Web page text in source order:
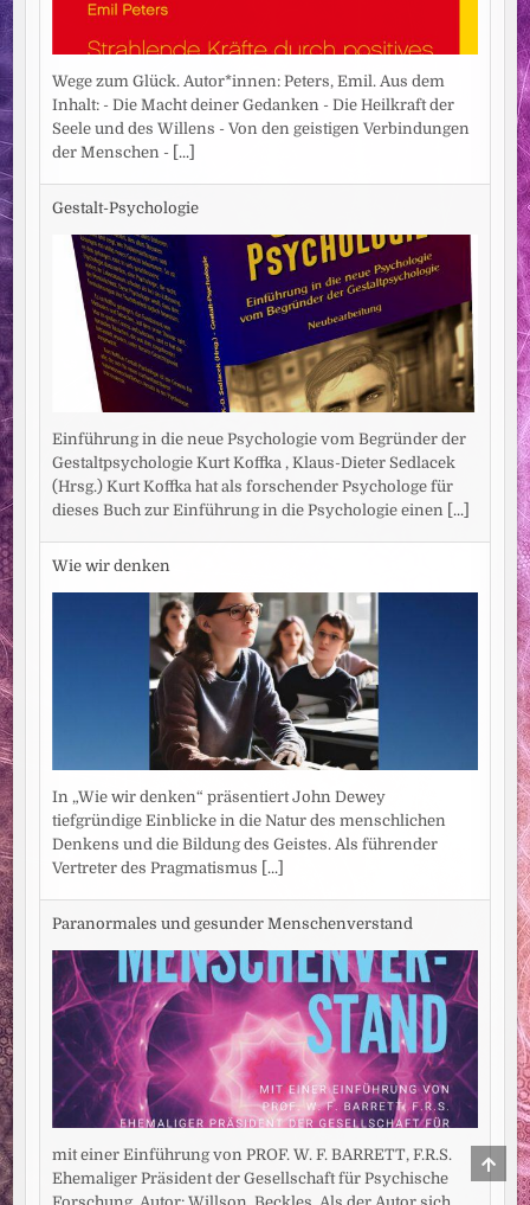
Wege zum Glück. Autor*innen: Peters, Emil. Aus dem
Inhalt: - Die Macht deiner Gedanken - Die Heilkraft der
Seele und des Willens - Von den geistigen Verbindungen
der Menschen - [...]
Gestalt-Psychologie
Einführung in die neue Psychologie vom Begründer der
Gestaltpsychologie Kurt Koffka , Klaus-Dieter Sedlacek
(Hrsg.) Kurt Koffka hat als forschender Psychologe für
dieses Buch zur Einführung in die Psychologie einen [...]
Wie wir denken
In „Wie wir denken“ präsentiert John Dewey
tiefgründige Einblicke in die Natur des menschlichen
Denkens und die Bildung des Geistes. Als führender
Vertreter des Pragmatismus [...]
Paranormales und gesunder Menschenverstand
mit einer Einführung von PROF. W. F. BARRETT, F.R.S.
Ehemaliger Präsident der Gesellschaft für Psychische
TO
TOP